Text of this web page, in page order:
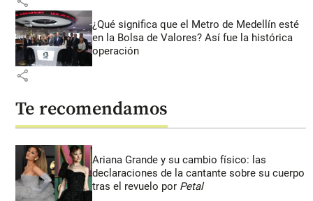
¿Qué significa que el Metro de Medellín esté
en la Bolsa de Valores? Así fue la histórica
operación
share
Te recomendamos
Ariana Grande y su cambio físico: las
declaraciones de la cantante sobre su cuerpo
tras el revuelo por Petal